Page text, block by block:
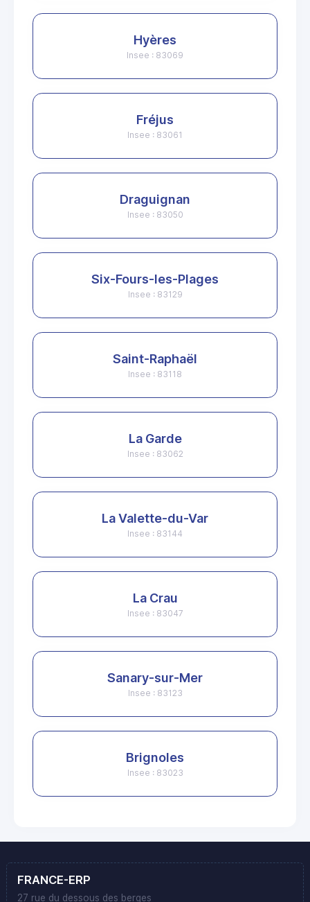
Hyères
Insee : 83069
Fréjus
Insee : 83061
Draguignan
Insee : 83050
Six-Fours-les-Plages
Insee : 83129
Saint-Raphaël
Insee : 83118
La Garde
Insee : 83062
La Valette-du-Var
Insee : 83144
La Crau
Insee : 83047
Sanary-sur-Mer
Insee : 83123
Brignoles
Insee : 83023
FRANCE-ERP
27 rue du dessous des berges